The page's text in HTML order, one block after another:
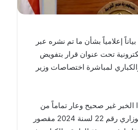
إعلامياً بشأن ما تم نشره عبر
تحت عنوان قرار بتفويض
لمباشرة اختصاصات وزير
الخبر غير صحيح وعار تماماً من
الصحة وأن القرار الوزاري رقم 22 لسنة 2024 مقصور